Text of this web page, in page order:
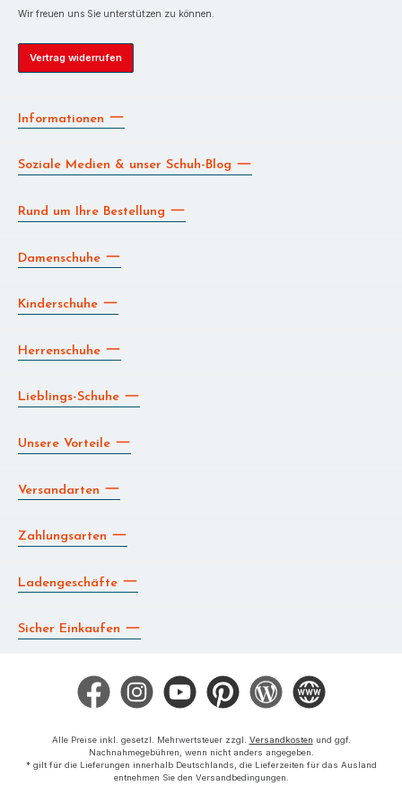
Wir freuen uns Sie unterstützen zu können.
Vertrag widerrufen
Informationen
Soziale Medien & unser Schuh-Blog
Rund um Ihre Bestellung
Damenschuhe
Kinderschuhe
Herrenschuhe
Lieblings-Schuhe
Unsere Vorteile
Versandarten
Zahlungsarten
Ladengeschäfte
Sicher Einkaufen
Facebook Instagram YouTube Pinterest Blog Die BERG App
Alle Preise inkl. gesetzl. Mehrwertsteuer zzgl. Versandkosten und ggf.
Nachnahmegebühren, wenn nicht anders angegeben.
* gilt für die Lieferungen innerhalb Deutschlands, die Lieferzeiten für das Ausland
entnehmen Sie den Versandbedingungen.